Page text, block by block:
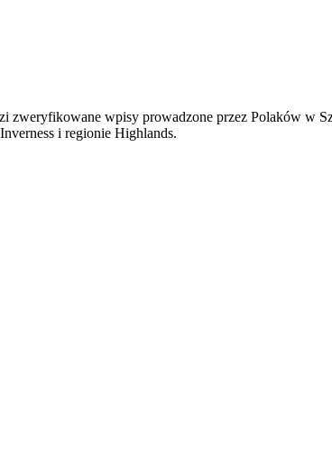
zweryfikowane wpisy prowadzone przez Polaków w
i regionie Highlands.